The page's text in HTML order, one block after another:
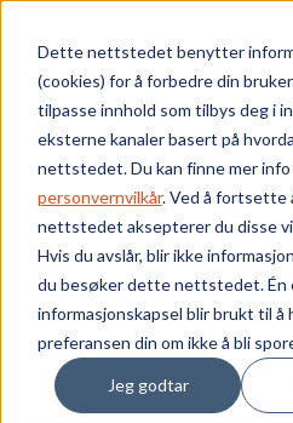
Dette nettstedet benytter
(cookies) for å forbedre din
tilpasse innhold som tilbys deg i
eksterne kanaler basert på
nettstedet. Du kan finne mer
personvernvilkår. Ved å fortsette
nettstedet aksepterer du disse
Hvis du avslår, blir ikke
du besøker dette nettstedet. Én
informasjonskapsel blir brukt til å
preferansen din om ikke å bli
Jeg godtar
Skip to main content
Produktet
FIMP-2xST/SC-D
Produktnummer:
Ant. i pakke: 1
Bærekraft
Vi tilbyr
Ressurser
Om oss